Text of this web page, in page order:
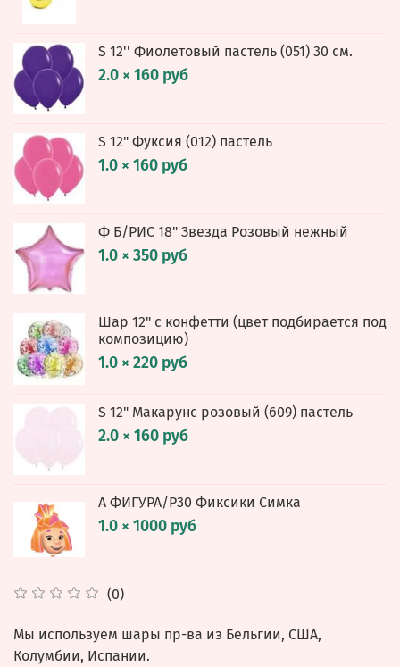
(0)
S 12'' Фиолетовый пастель (051) 30 см.
2.0 × 160 руб
S 12" Фуксия (012) пастель
1.0 × 160 руб
Ф Б/РИС 18" Звезда Розовый нежный
1.0 × 350 руб
Шар 12" с конфетти (цвет подбирается под
композицию)
1.0 × 220 руб
S 12" Макарунс розовый (609) пастель
2.0 × 160 руб
А ФИГУРА/P30 Фиксики Симка
1.0 × 1000 руб
Мы используем шары пр-ва из Бельгии, США,
Колумбии, Испании.